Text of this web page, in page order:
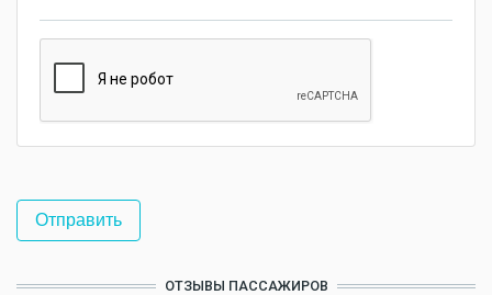
ОТЗЫВЫ ПАССАЖИРОВ